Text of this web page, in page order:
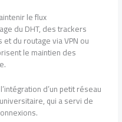
le flux
du DHT, des trackers
du routage via VPN ou
le maintien des
d’un petit réseau
qui a servi de